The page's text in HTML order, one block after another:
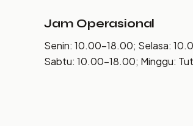
Jam Operasional
Senin: 10.00–18.00; Selasa:
Sabtu: 10.00–18.00; Minggu: